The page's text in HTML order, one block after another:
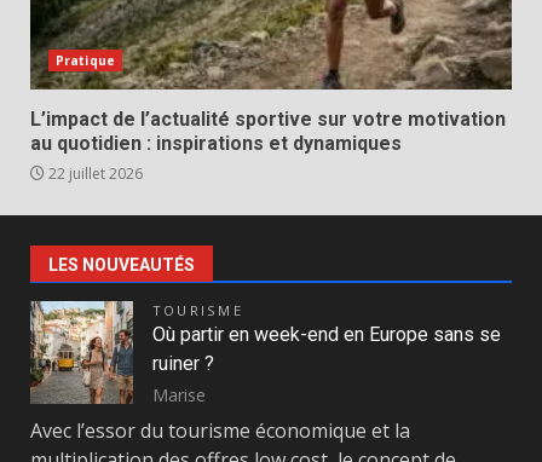
Pratique
L’impact de l’actualité sportive sur votre motivation
au quotidien : inspirations et dynamiques
22 juillet 2026
LES NOUVEAUTÉS
TOURISME
Où partir en week-end en Europe sans se
ruiner ?
Marise
Avec l’essor du tourisme économique et la